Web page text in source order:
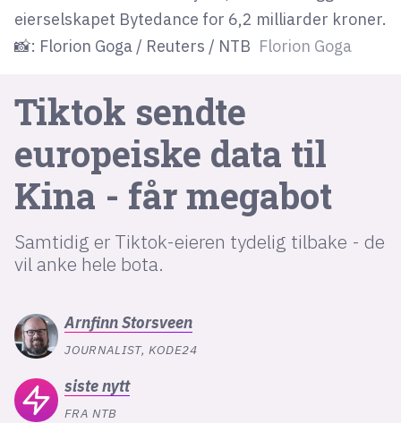
eierselskapet Bytedance for 6,2 milliarder kroner.
📸: Florion Goga / Reuters / NTB Florion Goga
Tiktok sendte
europeiske data til
Kina - får megabot
Samtidig er Tiktok-eieren tydelig tilbake - de
vil anke hele bota.
ArnfinnStorsveen
JOURNALIST, KODE24
sistenytt
FRA NTB
lys modus
mørk modus
kode24-klubben
LinkedIn
Facebook
annonsepriser
annonseguide
suksesshistorier
Bli firmapartner